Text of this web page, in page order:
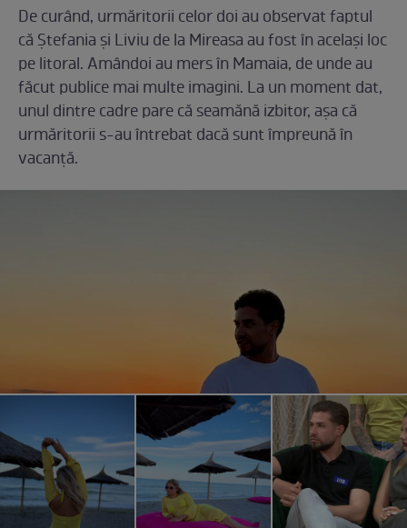
De curând, urmăritorii celor doi au observat faptul
că Ștefania și Liviu de la Mireasa au fost în același loc
pe litoral. Amândoi au mers în Mamaia, de unde au
făcut publice mai multe imagini. La un moment dat,
unul dintre cadre pare că seamănă izbitor, așa că
urmăritorii s-au întrebat dacă sunt împreună în
vacanță.